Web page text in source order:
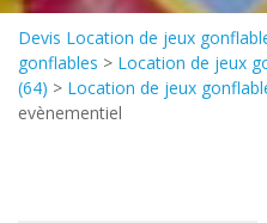
Devis Location de jeux
gonflables > Location de jeux
(64) > Location de jeux
evènementiel